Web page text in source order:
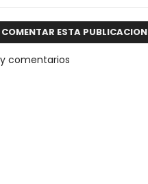
COMENTAR ESTA PUBLICACION
comentarios